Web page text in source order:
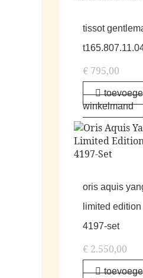
tissot
€ 795,00
winkelmand
oris aquis
limited
4197-set
€ 2.550,00